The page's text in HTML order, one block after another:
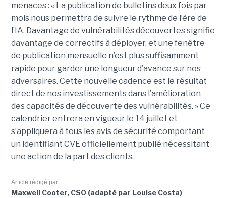
menaces : « La publication de bulletins deux fois par
mois nous permettra de suivre le rythme de l’ère de
l’IA. Davantage de vulnérabilités découvertes signifie
davantage de correctifs à déployer, et une fenêtre
de publication mensuelle n’est plus suffisamment
rapide pour garder une longueur d’avance sur nos
adversaires. Cette nouvelle cadence est le résultat
direct de nos investissements dans l’amélioration
des capacités de découverte des vulnérabilités. » Ce
calendrier entrera en vigueur le 14 juillet et
s’appliquera à tous les avis de sécurité comportant
un identifiant CVE officiellement publié nécessitant
une action de la part des clients.
Article rédigé par
Maxwell Cooter, CSO (adapté par Louise Costa)